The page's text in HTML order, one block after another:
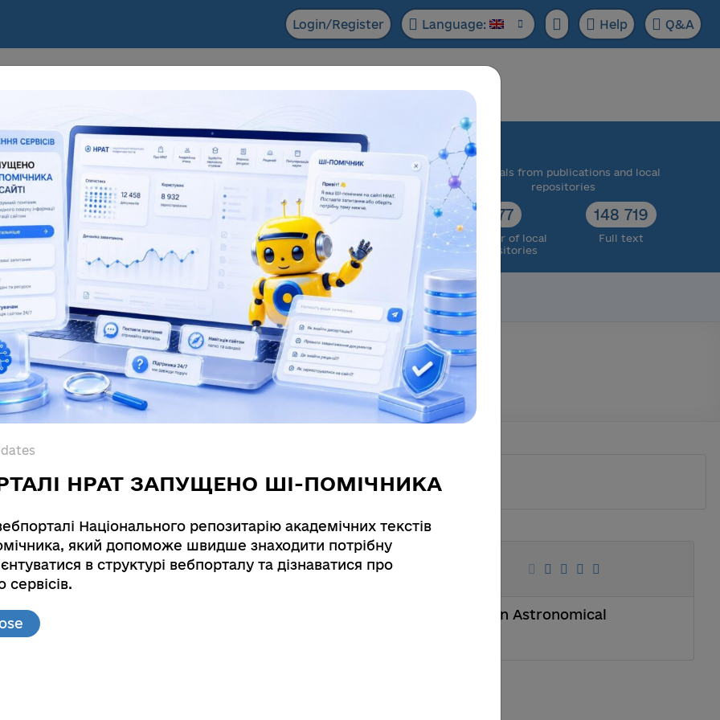
Login/Register Language: Help Q&A
ACADEMIC
The NRAT database:
in the field of scientific and
and technical activities
155
number
138 083
Full text
Dissertations for obtaining scientific
degrees and abstracts
181 945
Total number
173 174
Full text
Materials from publications and local
repositories
77
Number of local
repositories
148 719
Full text
resources Reviews Popularization of science Scientific data
large-scale structures and flows on the Sun
moddeling of the large-scale structures and flows on the Sun. Main Astronomical
НРАТ ЗАПУЩЕНО ШІ-ПОМІЧНИКА
Національного репозитарію академічних текстів
який допоможе швидше знаходити потрібну
в структурі вебпорталу та дізнаватися про